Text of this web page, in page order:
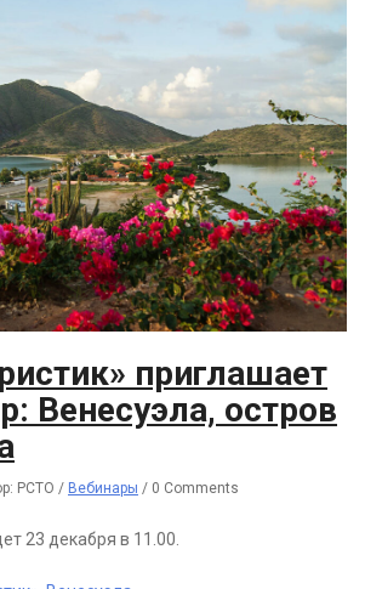
приглашает
Венесуэла, остров
РСТО / Вебинары / 0 Comments
23 декабря в 11.00.